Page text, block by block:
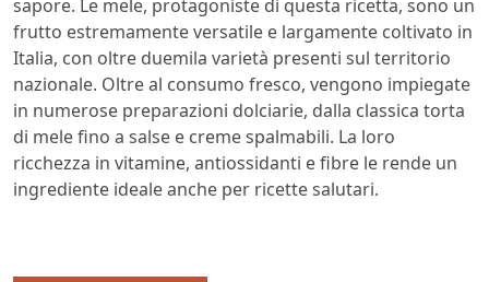
sapore. Le mele, protagoniste di questa ricetta, sono un
frutto estremamente versatile e largamente coltivato in
Italia, con oltre duemila varietà presenti sul territorio
nazionale. Oltre al consumo fresco, vengono impiegate
in numerose preparazioni dolciarie, dalla classica torta
di mele fino a salse e creme spalmabili. La loro
ricchezza in vitamine, antiossidanti e fibre le rende un
ingrediente ideale anche per ricette salutari.